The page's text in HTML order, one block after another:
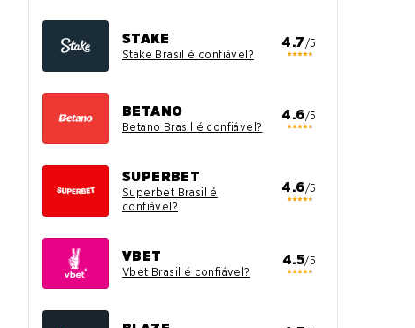
STAKE
Stake Brasil é confiável?
4.7/5
BETANO
Betano Brasil é confiável?
4.6/5
SUPERBET
Superbet Brasil é
confiável?
4.6/5
VBET
Vbet Brasil é confiável?
4.5/5